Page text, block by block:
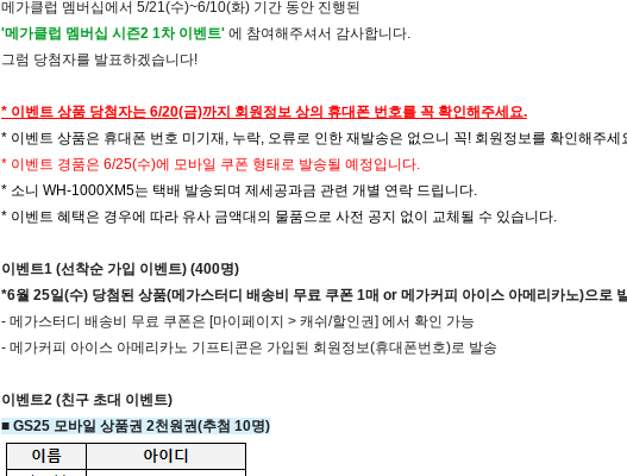
메가스터디
메가클럽 멤버십에서 5/21(수)~6/10(화) 기간 동안 진행된
'메가클럽 멤버십 시즌2 1차 이벤트' 에 참여해주셔서 감사합니다.
그럼 당첨자를 발표하겠습니다!
* 이벤트 상품 당첨자는 6/20(금)까지 회원정보 상의 휴대폰 번호를 꼭 확인해주세요.
* 이벤트 상품은 휴대폰 번호 미기재, 누락, 오류로 인한 재발송은 없으니 꼭! 회원정보를 확인해주세
* 이벤트 경품은 6/25(수)에 모바일 쿠폰 형태로 발송될 예정입니다.
* 소니 WH-1000XM5는 택배 발송되며 제 세공과금 관련 개별 연락 드립니다.
* 이벤트 혜택은 경우에 따라 유사 금액대의 물품으로 사전 공지 없이 교체될 수 있습니다.
이벤트1 (선착순 가입 이벤트) (400명)
*6월 25일(수) 당첨된 상품(메가스터디 배송비 무료 쿠폰 1매 or 메가커피 아이스 아메리카노)으로
- 메가스터디 배송비 무료 쿠폰은 [마이페이지 > 캐쉬/할인권] 에서 확인 가능
- 메가커피 아이스 아메리카노 기프티콘은 가입된 회원정보(휴대폰번호)로 발송
이벤트2 (친구 초대 이벤트)
■ GS25 모바일 상품권 2천원권(추첨 10명)